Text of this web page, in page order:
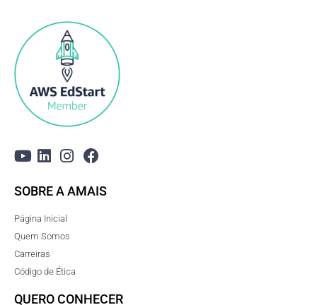
SOBRE A AMAIS
Página Inicial
Quem Somos
Carreiras
Código de Ética
QUERO CONHECER